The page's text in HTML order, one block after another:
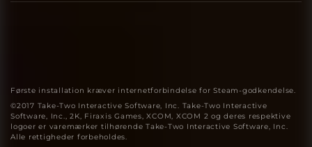
Første installation kræver internetforbindelse for Steam-godkendelse.
©2017 Take-Two Interactive Software, Inc. Take-Two Interactive
Software, Inc., 2K, Firaxis Games, XCOM, XCOM 2 og deres respektive
logoer er varemærker tilhørende Take-Two Interactive Software, Inc.
Alle rettigheder forbeholdes.